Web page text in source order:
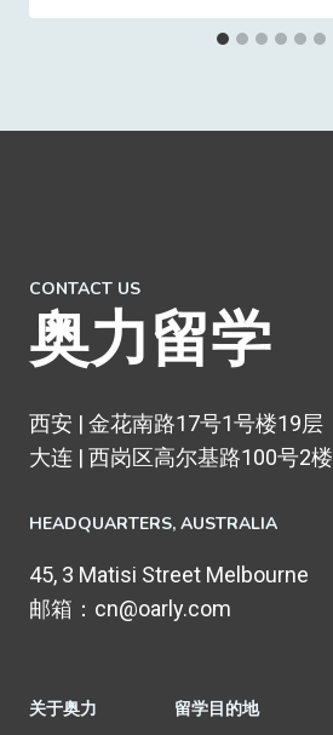
CONTACT US
奥力留学
西安 | 金花南路17号1号楼19层
大连 | 西岗区高尔基路100号2楼
HEADQUARTERS​, AUSTRALIA
45, 3 Matisi Street Melbourne
邮箱：cn@oarly.com
关于奥力 留学目的地